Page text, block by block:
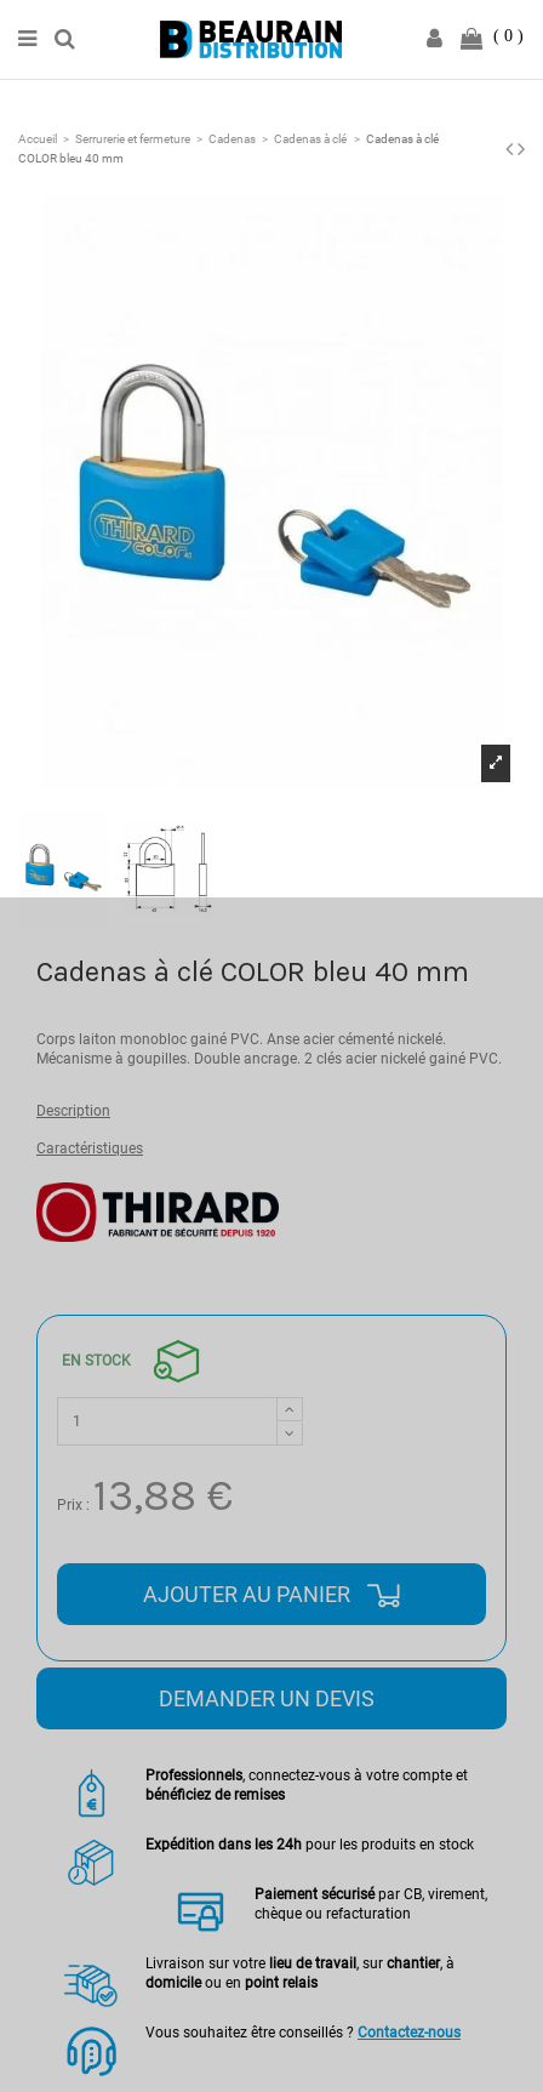
0
Accueil Serrurerie et fermeture Cadenas Cadenas à clé
Cadenas à clé
COLOR bleu 40 mm
Cadenas à clé COLOR bleu 40 mm
Corps laiton monobloc gainé PVC. Anse acier cémenté nickelé.
Mécanisme à goupilles. Double ancrage. 2 clés acier nickelé gainé PVC.
Description
Caractéristiques
EN STOCK
Prix : 13,88 €
AJOUTER AU PANIER
DEMANDER UN DEVIS
Professionnels, connectez-vous à votre compte et
bénéficiez de remises
Expédition dans les 24h pour les produits en stock
Paiement sécurisépar CB, virement,
chèque ou refacturation
Livraison sur votre lieu de travail , sur chantier, à
domicileou en point relais
Vous souhaitez être conseillés ? Contactez-nous